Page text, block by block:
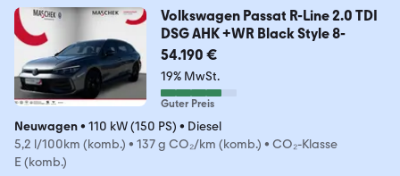
Volkswagen Passat R-Line 2.0 TDI
DSG AHK +WR Black Style 8-
54.190 €
19% MwSt.
Guter Preis
Neuwagen• 110 kW (150 PS) • Diesel
5,2 l/100km (komb.) • 137 g CO₂/km (komb.) • CO₂-Klasse
E (komb.)